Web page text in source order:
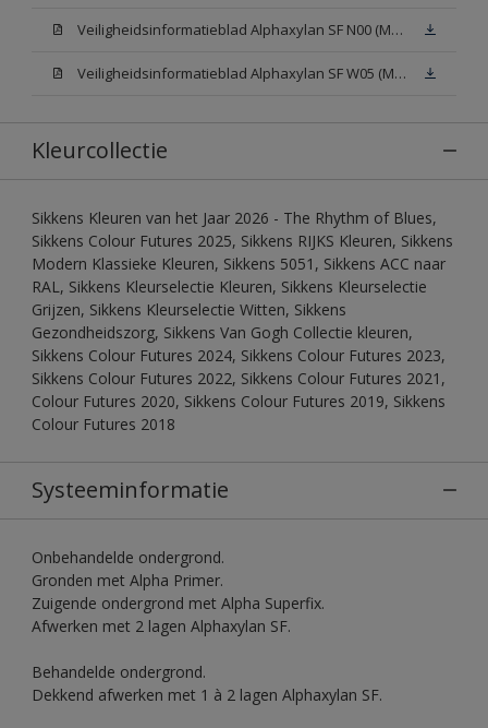
Veiligheidsinformatieblad Alphaxylan SF N00 (MSDS)
Veiligheidsinformatieblad Alphaxylan SF W05 (MSDS)
Kleurcollectie
Sikkens Kleuren van het Jaar 2026 - The Rhythm of Blues,
Sikkens Colour Futures 2025, Sikkens RIJKS Kleuren, Sikkens
Modern Klassieke Kleuren, Sikkens 5051, Sikkens ACC naar
RAL, Sikkens Kleurselectie Kleuren, Sikkens Kleurselectie
Grijzen, Sikkens Kleurselectie Witten, Sikkens
Gezondheidszorg, Sikkens Van Gogh Collectie kleuren,
Sikkens Colour Futures 2024, Sikkens Colour Futures 2023,
Sikkens Colour Futures 2022, Sikkens Colour Futures 2021,
Colour Futures 2020, Sikkens Colour Futures 2019, Sikkens
Colour Futures 2018
Systeeminformatie
Onbehandelde ondergrond.
Gronden met Alpha Primer.
Zuigende ondergrond met Alpha Superfix.
Afwerken met 2 lagen Alphaxylan SF.
Behandelde ondergrond.
Dekkend afwerken met 1 à 2 lagen Alphaxylan SF.